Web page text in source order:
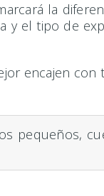
la
y el tipo de
encajen
pequeños,